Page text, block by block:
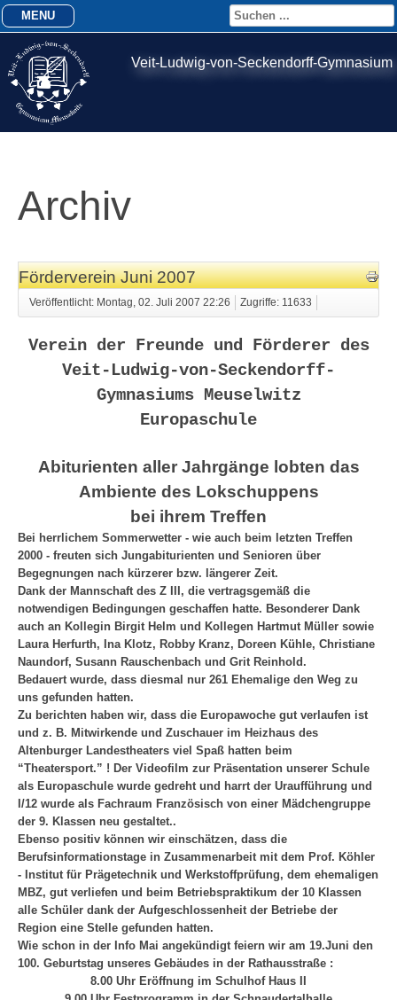
Veit-Ludwig-von-Seckendorff-Gymnasium
MENU
Archiv
Förderverein Juni 2007
Veröffentlicht: Montag, 02. Juli 2007 22:26 Zugriffe: 11633
Verein der Freunde und Förderer des
Veit-Ludwig-von-Seckendorff-
Gymnasiums Meuselwitz
Europaschule
Abiturienten aller Jahrgänge lobten das
Ambiente des Lokschuppens
bei ihrem Treffen
Bei herrlichem Sommerwetter - wie auch beim letzten Treffen
2000 - freuten sich Jungabiturienten und Senioren über
Begegnungen nach kürzerer bzw. längerer Zeit.
Dank der Mannschaft des Z III, die vertragsgemäß die
notwendigen Bedingungen geschaffen hatte. Besonderer Dank
auch an Kollegin Birgit Helm und Kollegen Hartmut Müller sowie
Laura Herfurth, Ina Klotz, Robby Kranz, Doreen Kühle, Christiane
Naundorf, Susann Rauschenbach und Grit Reinhold.
Bedauert wurde, dass diesmal nur 261 Ehemalige den Weg zu
uns gefunden hatten.
Zu berichten haben wir, dass die Europawoche gut verlaufen ist
und z. B. Mitwirkende und Zuschauer im Heizhaus des
Altenburger Landestheaters viel Spaß hatten beim
“Theatersport.” ! Der Videofilm zur Präsentation unserer Schule
als Europaschule wurde gedreht und harrt der Uraufführung und
I/12 wurde als Fachraum Französisch von einer Mädchengruppe
der 9. Klassen neu gestaltet..
Ebenso positiv können wir einschätzen, dass die
Berufsinformationstage in Zusammenarbeit mit dem Prof. Köhler
- Institut für Prägetechnik und Werkstoffprüfung, dem ehemaligen
MBZ, gut verliefen und beim Betriebspraktikum der 10 Klassen
alle Schüler dank der Aufgeschlossenheit der Betriebe der
Region eine Stelle gefunden hatten.
Wie schon in der Info Mai angekündigt feiern wir am 19.Juni den
100. Geburtstag unseres Gebäudes in der Rathausstraße :
8.00 Uhr Eröffnung im Schulhof Haus II